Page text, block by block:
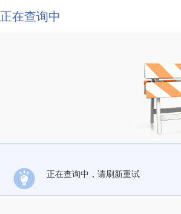
正在查询中
正在查询中，请刷新重试